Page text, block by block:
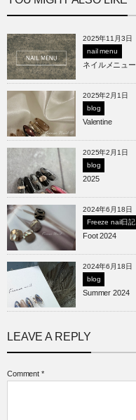
2025年11月3日
nail menu
ネイルメニュー
2025年2月1日
blog
Valentine
2025年2月1日
blog
2025
2024年6月18日
Freeze nail日記
Foot 2024
2024年6月18日
blog
Summer 2024
LEAVE A REPLY
Comment *